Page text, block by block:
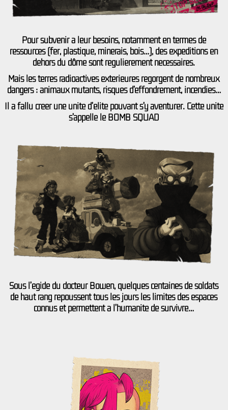
Pour subvenir à leur besoins, notamment en termes de
ressources (fer, plastique, minerais, bois…), des expéditions en
dehors du dôme sont régulièrement nécessaires.
Mais les terres radioactives extérieures regorgent de nombreux
dangers : animaux mutants, risques d’effondrement, incendies…
Il a fallu créer une unité d’élite pouvant s’y aventurer. Cette unité
s’appelle le BOMB SQUAD
Sous l’égide du docteur Bowen, quelques centaines de soldats
de haut rang repoussent tous les jours les limites des espaces
connus et permettent à l’humanité de survivre…